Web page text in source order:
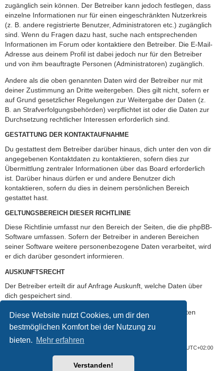
Diese Website nutzt Cookies, um dir den
bestmöglichen Komfort bei der Nutzung zu
bieten. Mehr erfahren
Verstanden!
zugänglich sein können. Der Betreiber kann jedoch festlegen, dass
einzelne Informationen nur für einen eingeschränkten Nutzerkreis
(z. B. andere registrierte Benutzer, Administratoren etc.) zugänglich
sind. Wenn du Fragen dazu hast, suche nach entsprechenden
Informationen im Forum oder kontaktiere den Betreiber. Die E-Mail-
Adresse aus deinem Profil ist dabei jedoch nur für den Betreiber
und von ihm beauftragte Personen (Administratoren) zugänglich.
Andere als die oben genannten Daten wird der Betreiber nur mit
deiner Zustimmung an Dritte weitergeben. Dies gilt nicht, sofern er
auf Grund gesetzlicher Regelungen zur Weitergabe der Daten (z.
B. an Strafverfolgungsbehörden) verpflichtet ist oder die Daten zur
Durchsetzung rechtlicher Interessen erforderlich sind.
GESTATTUNG DER KONTAKTAUFNAHME
Du gestattest dem Betreiber darüber hinaus, dich unter den von dir
angegebenen Kontaktdaten zu kontaktieren, sofern dies zur
Übermittlung zentraler Informationen über das Board erforderlich
ist. Darüber hinaus dürfen er und andere Benutzer dich
kontaktieren, sofern du dies in deinem persönlichen Bereich
gestattet hast.
GELTUNGSBEREICH DIESER RICHTLINIE
Diese Richtlinie umfasst nur den Bereich der Seiten, die die phpBB-
Software umfassen. Sofern der Betreiber in anderen Bereichen
seiner Software weitere personenbezogene Daten verarbeitet, wird
er dich darüber gesondert informieren.
AUSKUNFTSRECHT
Der Betreiber erteilt dir auf Anfrage Auskunft, welche Daten über
dich gespeichert sind.
Du kannst jederzeit die Löschung bzw. Sperrung deiner Daten
verlangen. Kontaktiere hierzu bitte den Betreiber.
UTC+02:00
Powered byphpBB® Forum Software © phpBB Limited